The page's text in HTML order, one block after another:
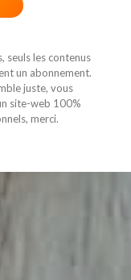
seuls les contenus
un abonnement.
juste, vous
site-web 100%
merci.